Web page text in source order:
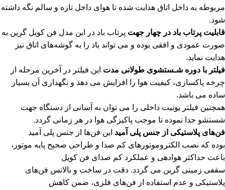
مربوطه به داخل اتاق هدایت شده تا هوای داخل تازه و سالم نگه داشته
شود.
قابلیت پرتاب باد در چهار جهت پرتاب باد در این مدل فن کویل گرین به
صورت عمودی و افقی بوده و می تواند باد را به گوشه‌های اتاق نیز
هدایت نماید.
فیلتر با دوره شـستشوی طولانی مدت این فیلتر در آخرین مرحله از
چرخه پاکسازی، کیفیت هوا را افزایش می دهد و نگهداری آن بسیار
ساده می باشد.
همچنین فیلتر یونیت داخلی را می توان به آسانی از دستگاه جهت
شستشو جدا نموده تا موجب پاکیزگی هوا در هر زمانی گردد.
فن‌های پلاستیکی از جنس پلی آمید این فن‌ها از جنس پلی آمید
بوده که نصب الکتروموتورهای کم صدا و طراحی صحیح پایه موتور،
باعث حداکثر هوادهی و عملکرد کم صدای فن کویل
سقفی زمینی گرین می گردد. دقت در ساخت و بالانس فن‌های
پلاستیکی و عدم استفاده از فن‌های فلزی، ضمن کاهش